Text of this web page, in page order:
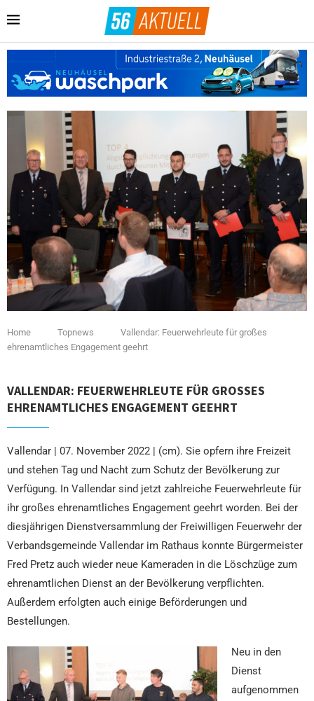
Home Topnews
Vallendar: Feuerwehrleute für großes
ehrenamtliches Engagement geehrt
VALLENDAR: FEUERWEHRLEUTE FÜR GROSSES E
HRENAMTLICHES ENGAGEMENT GEEHRT
Vallendar | 07. November 2022 | (cm). Sie opfern ihre Freizeit
und stehen Tag und Nacht zum Schutz der Bevölkerung zur
Verfügung. In Vallendar sind jetzt zahlreiche Feuerwehrleute für
ihr großes ehrenamtliches Engagement geehrt worden. Bei der
diesjährigen Dienstversammlung der Freiwilligen Feuerwehr der
Verbandsgemeinde Vallendar im Rathaus konnte Bürgermeister
Fred Pretz auch wieder neue Kameraden in die Löschzüge zum
ehrenamtlichen Dienst an der Bevölkerung verpflichten.
Außerdem erfolgten auch einige Beförderungen und
Bestellungen.
Neu in den
Dienst
aufgenommen